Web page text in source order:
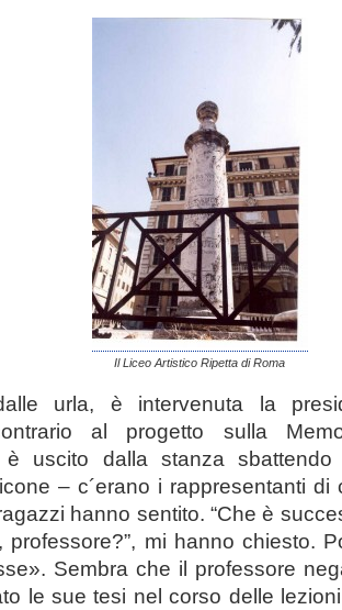
Il Liceo Artistico Ripetta di Roma
urla, è intervenuta la
al progetto sulla
è uscito dalla stanza
– c´erano i rappresentanti
hanno sentito. “Che è
professore?”, mi hanno chiesto.
Sembra che il professore
le sue tesi nel corso delle